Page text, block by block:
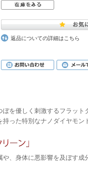
返品についての詳細はこちら
を優しく刺激するフラット
った特別なナノダイヤモン
、身体に悪影響を及ぼす成